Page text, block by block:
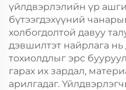
үйлдвэрлэлийн үр
бүтээгдэхүүний
холбогдолтой давуу
дэвшилтэт найрлага
тохиолдлыг эрс
гарах их зардал,
арилгадаг.